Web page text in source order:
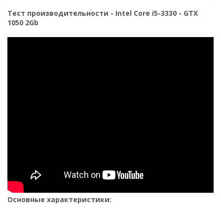
Тест производительности - Intel Core i5-3330 - GTX
1050 2Gb
Основные характеристики: